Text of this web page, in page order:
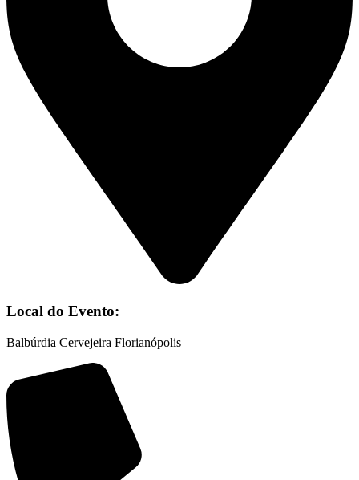
Local do Evento:
Balbúrdia Cervejeira Florianópolis